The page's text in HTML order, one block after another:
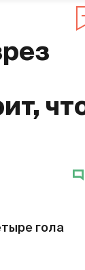
гола